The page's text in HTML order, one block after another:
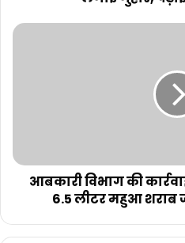
आबकारी विभाग की
6.5 लीटर महुआ शराब